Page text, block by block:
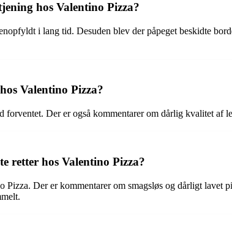
hos Valentino Pizza?
i lang tid. Desuden blev der påpeget beskidte
Valentino Pizza?
forventet. Der er også kommentarer om dårlig kvalitet af
retter hos Valentino Pizza?
Der er kommentarer om smagsløs og dårligt